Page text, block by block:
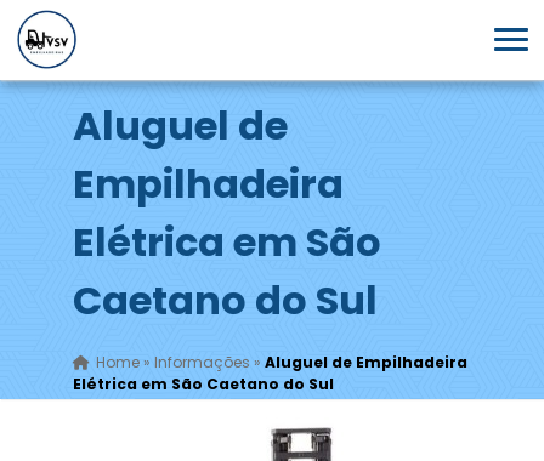
Aluguel de
Empilhadeira
Elétrica em São
Caetano do Sul
Home» Informações » Aluguel de Empilhadeira
Elétrica em São Caetano do Sul